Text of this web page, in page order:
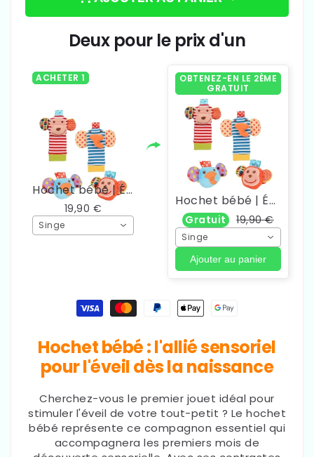
Éveil
Éveil
Deux pour le prix d'un
ACHETER 1
Hochet bébé | Éveil Coloré
19,90 €
Singe
OBTENEZ-EN LE 2ÈME
GRATUIT
Hochet bébé | Éveil Coloré
Gratuit 19,90 €
Singe
Ajouter au panier
Hochet bébé : l'allié sensoriel
pour l'éveil dès la naissance
Cherchez-vous le premier jouet idéal pour
stimuler l'éveil de votre tout-petit ? Le hochet
bébé représente ce compagnon essentiel qui
accompagnera les premiers mois de